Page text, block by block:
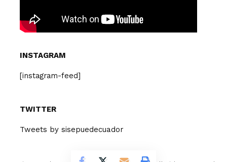
INSTAGRAM
[instagram-feed]
TWITTER
Tweets by sisepuedecuador